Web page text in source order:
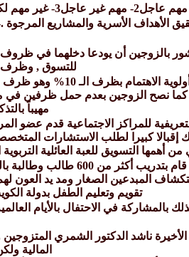
مهم عاجل2- مهم غير عاجل3- غير مهم لكنه عاجل4- غير مهم وغير عاجلفبحسب التصنيف والتخطيط يتوصل الزوجان إلى
الأهداف الأسرية والمشاريع
للتسوق , وظرف
وأكد آل عاشور
كما نصح الزوجين بعدم حمل ظرفين في
مهيباً
للمراكز الاجتماعية قدم عضو
إقبالا كبيرا لطلب الاستشارات
من أهمها التسويق للعبة العائلية
وأضاف بأن المركز
المبدعين الصغار ومد يد العون
تقويم وتعليم الطفل بدولة
بالمشاركة في الاحتفال بالأيام
ناشد الدكتور الشمري
المالية